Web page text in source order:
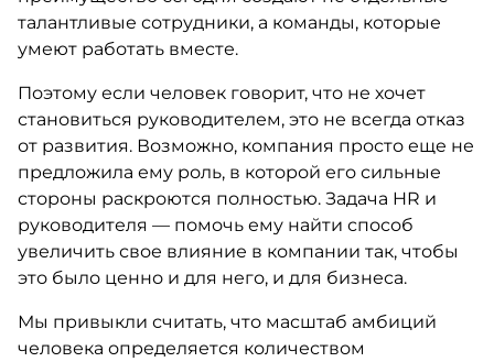
талантливые сотрудники, а команды, которые
умеют работать вместе.
Поэтому если человек говорит, что не хочет
становиться руководителем, это не всегда отказ
от развития. Возможно, компания просто еще не
предложила ему роль, в которой его сильные
стороны раскроются полностью. Задача HR и
руководителя — помочь ему найти способ
увеличить свое влияние в компании так, чтобы
это было ценно и для него, и для бизнеса.
Мы привыкли считать, что масштаб амбиций
человека определяется количеством